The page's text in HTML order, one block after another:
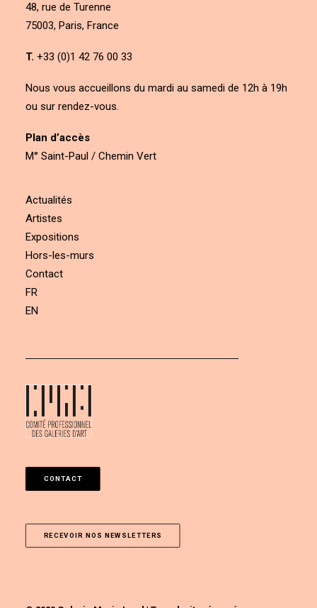
48, rue de Turenne
75003, Paris, France
T. +33 (0)1 42 76 00 33
Nous vous accueillons du mardi au samedi de 12h à 19h
ou sur rendez-vous.
Plan d’accès
M° Saint-Paul / Chemin Vert
Actualités
Artistes
Expositions
Hors-les-murs
Contact
FR
EN
CONTACT
RECEVOIR NOS NEWSLETTERS